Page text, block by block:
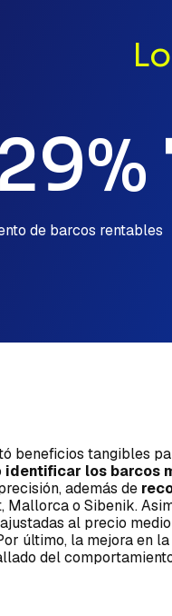
de barcos rentables
beneficios tangibles
identificar los barcos
además de
Mallorca o Sibenik.
al precio
último, la mejora en la
del